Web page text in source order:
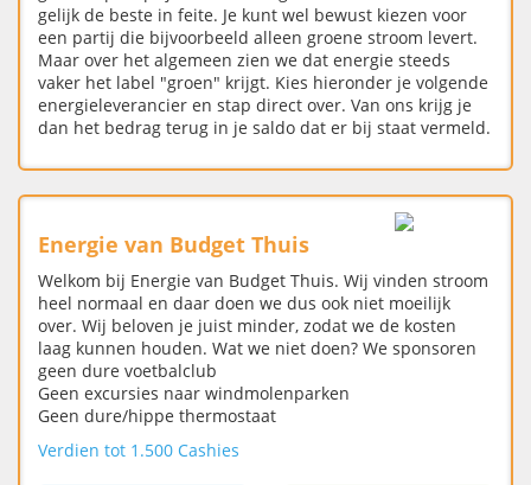
gelijk de beste in feite. Je kunt wel bewust kiezen voor
een partij die bijvoorbeeld alleen groene stroom levert.
Maar over het algemeen zien we dat energie steeds
vaker het label "groen" krijgt. Kies hieronder je volgende
energieleverancier en stap direct over. Van ons krijg je
dan het bedrag terug in je saldo dat er bij staat vermeld.
Energie van Budget Thuis
Welkom bij Energie van Budget Thuis. Wij vinden stroom
heel normaal en daar doen we dus ook niet moeilijk
over. Wij beloven je juist minder, zodat we de kosten
laag kunnen houden. Wat we niet doen? We sponsoren
geen dure voetbalclub
Geen excursies naar windmolenparken
Geen dure/hippe thermostaat
Verdien tot 1.500 Cashies